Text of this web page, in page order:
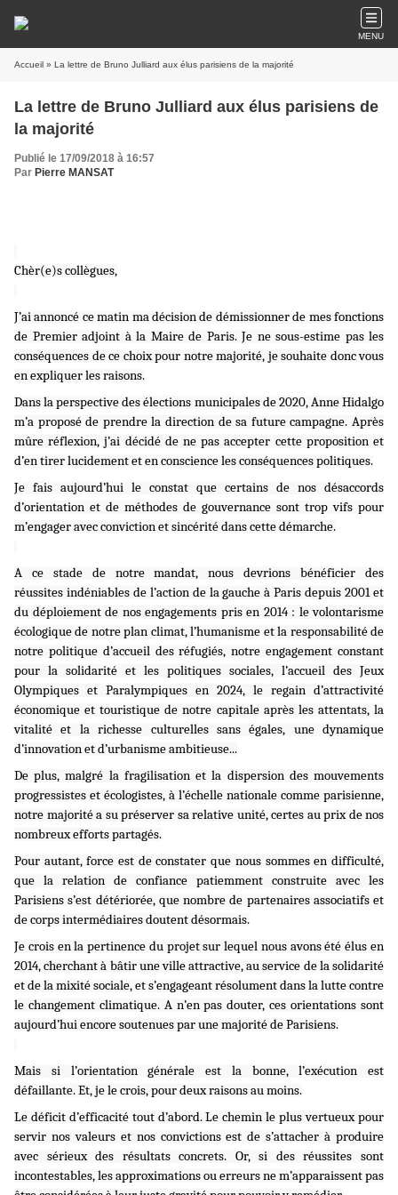
MENU
Accueil » La lettre de Bruno Julliard aux élus parisiens de la majorité
La lettre de Bruno Julliard aux élus parisiens de
la majorité
Publié le 17/09/2018 à 16:57
Par Pierre MANSAT
Chèr(e)s collègues,
J’ai annoncé ce matin ma décision de démissionner de mes fonctions
de Premier adjoint à la Maire de Paris. Je ne sous-estime pas les
conséquences de ce choix pour notre majorité, je souhaite donc vous
en expliquer les raisons.
Dans la perspective des élections municipales de 2020, Anne Hidalgo
m’a proposé de prendre la direction de sa future campagne. Après
mûre réflexion, j’ai décidé de ne pas accepter cette proposition et
d’en tirer lucidement et en conscience les conséquences politiques.
Je fais aujourd’hui le constat que certains de nos désaccords
d’orientation et de méthodes de gouvernance sont trop vifs pour
m’engager avec conviction et sincérité dans cette démarche.
A ce stade de notre mandat, nous devrions bénéficier des
réussites indéniables de l’action de la gauche à Paris depuis 2001 et
du déploiement de nos engagements pris en 2014 : le volontarisme
écologique de notre plan climat, l’humanisme et la responsabilité de
notre politique d’accueil des réfugiés, notre engagement constant
pour la solidarité et les politiques sociales, l’accueil des Jeux
Olympiques et Paralympiques en 2024, le regain d’attractivité
économique et touristique de notre capitale après les attentats, la
vitalité et la richesse culturelles sans égales, une dynamique
d’innovation et d’urbanisme ambitieuse...
De plus, malgré la fragilisation et la dispersion des mouvements
progressistes et écologistes, à l’échelle nationale comme parisienne,
notre majorité a su préserver sa relative unité, certes au prix de nos
nombreux efforts partagés.
Pour autant, force est de constater que nous sommes en difficulté,
que la relation de confiance patiemment construite avec les
Parisiens s’est détériorée, que nombre de partenaires associatifs et
de corps intermédiaires doutent désormais.
Je crois en la pertinence du projet sur lequel nous avons été élus en
2014, cherchant à bâtir une ville attractive, au service de la solidarité
et de la mixité sociale, et s’engageant résolument dans la lutte contre
le changement climatique. A n’en pas douter, ces orientations sont
aujourd’hui encore soutenues par une majorité de Parisiens.
Mais si l’orientation générale est la bonne, l’exécution est
défaillante. Et, je le crois, pour deux raisons au moins.
Le déficit d’efficacité tout d’abord. Le chemin le plus vertueux pour
servir nos valeurs et nos convictions est de s’attacher à produire
avec sérieux des résultats concrets. Or, si des réussites sont
incontestables, les approximations ou erreurs ne m’apparaissent pas